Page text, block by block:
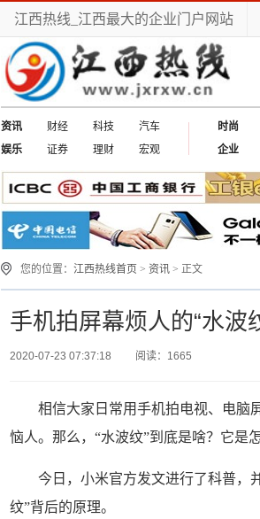
江西热线_江西最大的企业门户网站
资讯 财经 科技
汽车
娱乐
证券 理财 宏观
时尚
企业
您的位置： 江西热线首页 > 资讯 > 正文
手机拍屏幕烦人的“水波
2020-07-23 07:37:18 阅读：1665
相信大家日常用手机拍电视、电脑
恼人。那么，“水波纹”到底是啥？它是
今日，小米官方发文进行了科普，
纹”背后的原理。